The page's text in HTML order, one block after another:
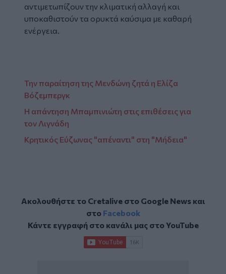
αντιμετωπίζουν την κλιματική αλλαγή και
υποκαθιστούν τα ορυκτά καύσιμα με καθαρή
ενέργεια.
Την παραίτηση της Μενδώνη ζητά η Ελίζα
Βόζεμπεργκ
Η απάντηση Μπαμπινιώτη στις επιθέσεις για
τον Λιγνάδη
Κρητικός Εύζωνας "απέναντι" στη "Μήδεια"
Ακολουθήστε το Cretalive στο Google Newsκαι
στο Facebook
Κάντε εγγραφή στο κανάλι μας στοYouTube